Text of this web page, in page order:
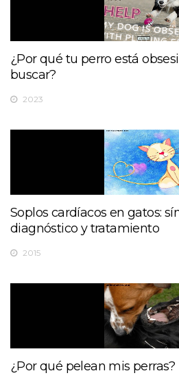
¿Por qué tu perro está
buscar?
2023
Soplos cardíacos en gatos:
diagnóstico y tratamiento
2015
¿Por qué pelean mis perras?